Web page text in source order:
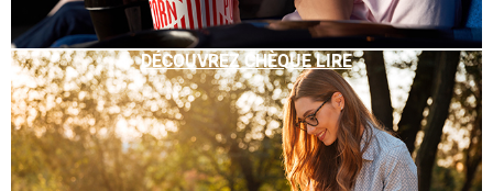
DÉCOUVREZ CHÈQUE LIRE